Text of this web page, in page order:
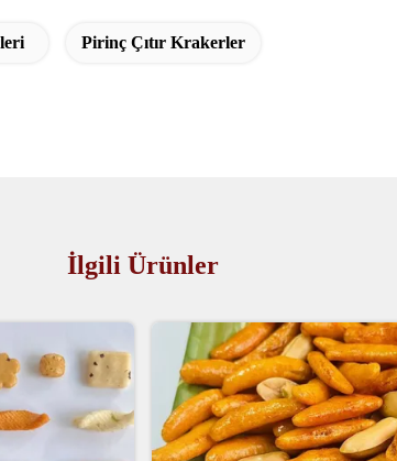
Pirinç Çıtır Krakerler
İlgili Ürünler